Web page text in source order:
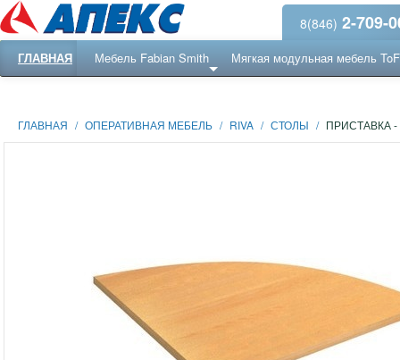
8(846) 2-709-
ГЛАВНАЯ Мебель Fabian Smith Мягкая модульная мебель
ГЛАВНАЯ / ОПЕРАТИВНАЯ МЕБЕЛЬ / RIVA / СТОЛЫ / ПРИСТАВКА -